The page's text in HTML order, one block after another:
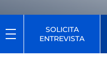
SOLICITA
ENTREVISTA